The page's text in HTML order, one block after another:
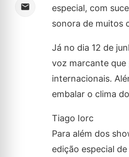
especial, com
sonora de muitos
Já no dia 12 de
voz marcante
internacionais.
embalar o clima
Tiago Iorc
Para além dos
edição especial